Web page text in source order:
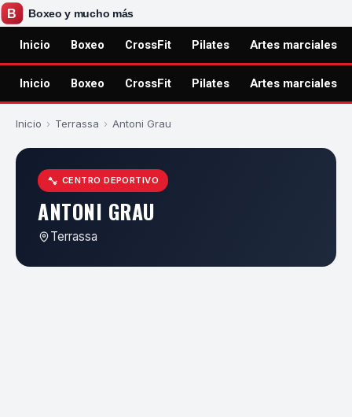
Inicio Boxeo CrossFit Pilates Artes marciales
Inicio Boxeo CrossFit Pilates Artes marciales
Inicio › Terrassa › Antoni Grau
CENTRO DEPORTIVO
ANTONI GRAU
Terrassa